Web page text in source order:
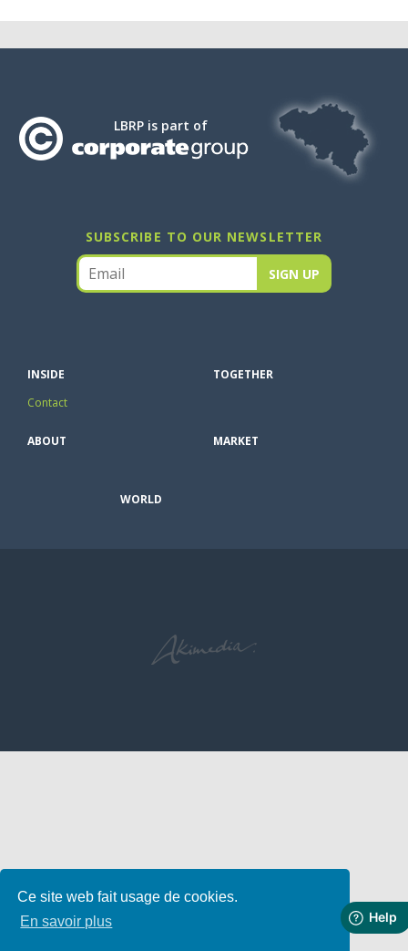
Ce site web fait usage de cookies.
En savoir plus
LBRP is part of
SUBSCRIBE TO OUR NEWSLETTER
INSIDE
Contact
TOGETHER
ABOUT MARKET
WORLD